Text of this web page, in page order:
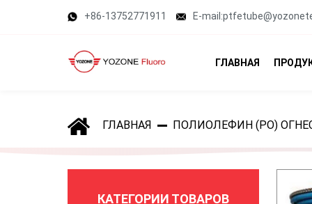
+86-13752771911 E-
ГЛАВНАЯ
ГЛАВНАЯ ПОЛИОЛЕФИН (PO)
КАТЕГОРИИ ТОВАРОВ